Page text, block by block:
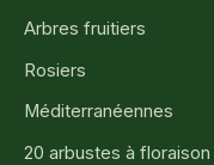
Arbres fruitiers
Rosiers
Méditerranéennes
20 arbustes à floraison